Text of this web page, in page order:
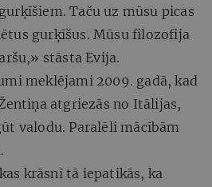
Taču uz mūsu picas
gurķīšus. Mūsu filozofija
stāsta Evija.
meklējami 2009. gadā, kad
atgriezās no Itālijas,
valodu. Paralēli mācībām
krāsnī tā iepatikās, ka